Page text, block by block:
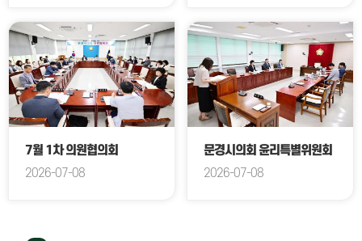
7월 1차 의원협의회
2026-07-08
문경시의회 윤리특별위원회
2026-07-08